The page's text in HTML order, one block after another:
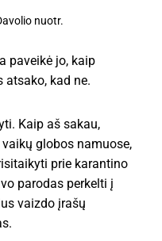
nuotr.
paveikė jo, kaip
atsako, kad ne.
Kaip aš sakau,
globos namuose,
prie karantino
parodas perkelti į
vaizdo įrašų